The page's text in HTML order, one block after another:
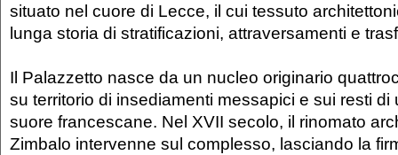
situato nel cuore di Lecce, il cui tessuto
lunga storia di stratificazioni, attraversamenti e
Il Palazzetto nasce da un nucleo originario
su territorio di insediamenti messapici e sui resti di
suore francescane. Nel XVII secolo, il rinomato
Zimbalo intervenne sul complesso, lasciando la